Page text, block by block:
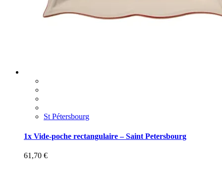
St Pétersbourg
1x Vide-poche rectangulaire – Saint Petersbourg
61,70 €